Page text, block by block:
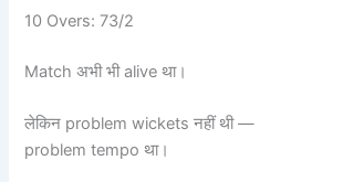
10 Overs: 73/2
Match अभी भी alive था।
लेकिन problem wickets नहीं थी —
problem tempo था।